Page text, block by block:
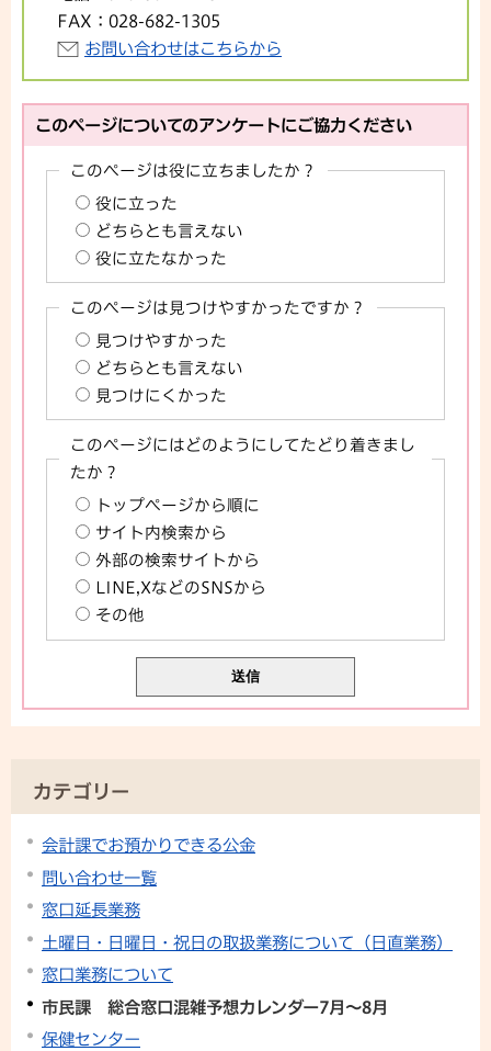
FAX： 028-682-1305
お問い合わせはこちらから
このページについてのアンケートにご協力ください
このページは役に立ちましたか？
役に立った
どちらとも言えない
役に立たなかった
このページは見つけやすかったですか？
見つけやすかった
どちらとも言えない
見つけにくかった
このページにはどのようにしてたどり着きまし
たか？
トップページから順に
サイト内検索から
外部の検索サイトから
LINE,XなどのSNSから
その他
カテゴリー
会計課でお預かりできる公金
問い合わせ一覧
窓口延長業務
土曜日・日曜日・祝日の取扱業務について（日直業務）
窓口業務について
市民課 総合窓口混雑予想カレンダー7月～8月
保健センター